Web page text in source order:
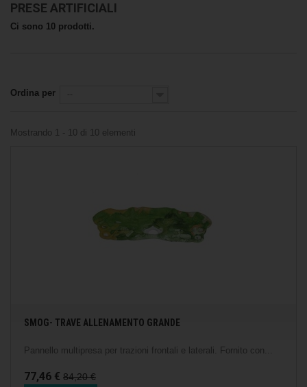
PRESE ARTIFICIALI
Ci sono 10 prodotti.
Ordina per --
Mostrando 1 - 10 di 10 elementi
SMOG- TRAVE ALLENAMENTO GRANDE
Pannello multipresa per trazioni frontali e laterali. Fornito con...
77,46 € 84,20 €